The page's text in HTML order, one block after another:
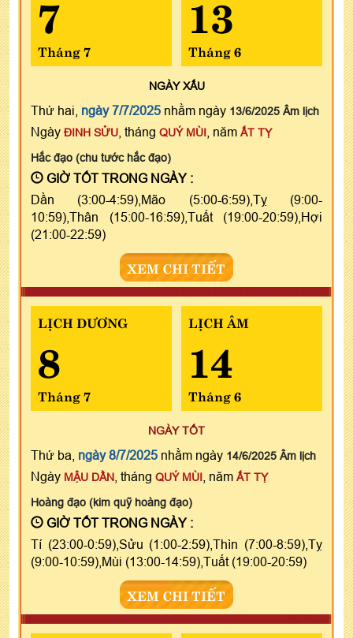
7
Tháng 7
13
Tháng 6
NGÀYXẤU
Thứ hai, ngày 7/7/2025 nhằm ngày 13/6/2025 Âm lịch
Ngày ĐINH SỬU , tháng QUÝ MÙI , năm ẤT TỴ
Hắc đạo (chu tước hắc đạo)
GIỜ TỐT TRONG NGÀY :
Dần (3:00-4:59),Mão (5:00-6:59),Tỵ (9:00-
10:59),Thân (15:00-16:59),Tuất (19:00-20:59),Hợi
(21:00-22:59)
XEM CHI TIẾT
LỊCH DƯƠNG
8
Tháng 7
LỊCH ÂM
14
Tháng 6
NGÀY TỐT
Thứ ba, ngày 8/7/2025 nhằm ngày 14/6/2025 Âm lịch
Ngày MẬU DẦN , tháng QUÝ MÙI , năm ẤT TỴ
Hoàng đạo (kim quỹ hoàng đạo)
GIỜ TỐT TRONG NGÀY :
Tí (23:00-0:59),Sửu (1:00-2:59),Thìn (7:00-8:59),Tỵ
(9:00-10:59),Mùi (13:00-14:59),Tuất (19:00-20:59)
XEM CHI TIẾT